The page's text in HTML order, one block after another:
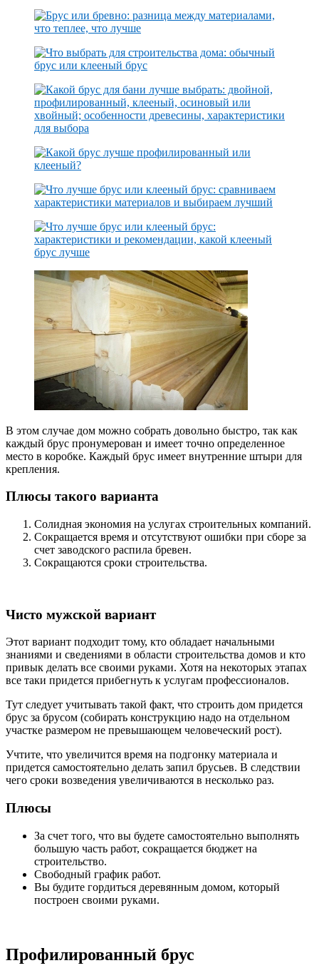
В этом случае дом можно собрать довольно быстро, так как
каждый брус пронумерован и имеет точно определенное
место в коробке. Каждый брус имеет внутренние штыри для
крепления.
Плюсы такого варианта
Солидная экономия на услугах строительных компаний.
Сокращается время и отсутствуют ошибки при сборе за
счет заводского распила бревен.
Сокращаются сроки строительства.
Чисто мужской вариант
Этот вариант подходит тому, кто обладает начальными
знаниями и сведениями в области строительства домов и кто
привык делать все своими руками. Хотя на некоторых этапах
все таки придется прибегнуть к услугам профессионалов.
Тут следует учитывать такой факт, что строить дом придется
брус за брусом (собирать конструкцию надо на отдельном
участке размером не превышающем человеческий рост).
Учтите, что увеличится время на подгонку материала и
придется самостоятельно делать запил брусьев. В следствии
чего сроки возведения увеличиваются в несколько раз.
Плюсы
За счет того, что вы будете самостоятельно выполнять
большую часть работ, сокращается бюджет на
строительство.
Свободный график работ.
Вы будите гордиться деревянным домом, который
построен своими руками.
Профилированный брус